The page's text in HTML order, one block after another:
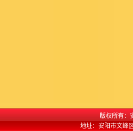
版权所有：
地址：安阳市文峰区